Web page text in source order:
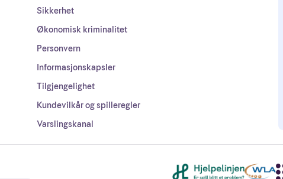
Sikkerhet
Økonomisk kriminalitet
Personvern
Informasjonskapsler
Tilgjengelighet
Kundevilkår og spilleregler
Varslingskanal